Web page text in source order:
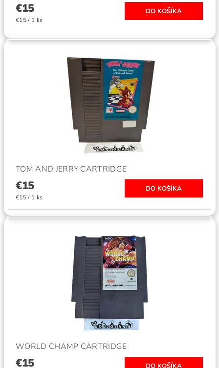
€15
€15 / 1 ks
TOM AND JERRY CARTRIDGE
€15
€15 / 1 ks
WORLD CHAMP CARTRIDGE
€15